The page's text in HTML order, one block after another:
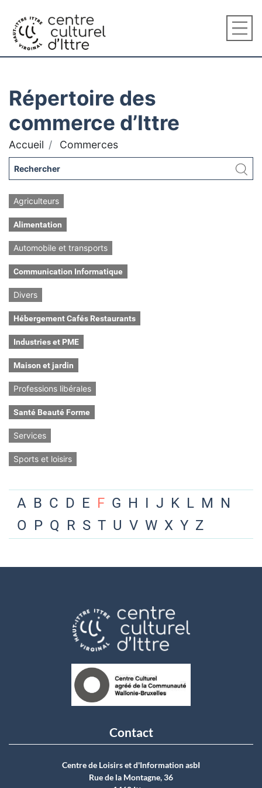
Répertoire des
commerce d’Ittre
Accueil Commerces
Agriculteurs
Alimentation
Automobile et transports
Communication Informatique
Divers
Hébergement Cafés Restaurants
Industries et PME
Maison et jardin
Professions libérales
Santé Beauté Forme
Services
Sports et loisirs
A B C D E F G H I J K L M N
O P Q R S T U V W X Y Z
Contact
Centre de Loisirs et d'Information asbI
Rue de la Montagne, 36